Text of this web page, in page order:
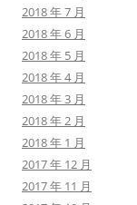
2018 年 7 月
2018 年 6 月
2018 年 5 月
2018 年 4 月
2018 年 3 月
2018 年 2 月
2018 年 1 月
2017 年 12 月
2017 年 11 月